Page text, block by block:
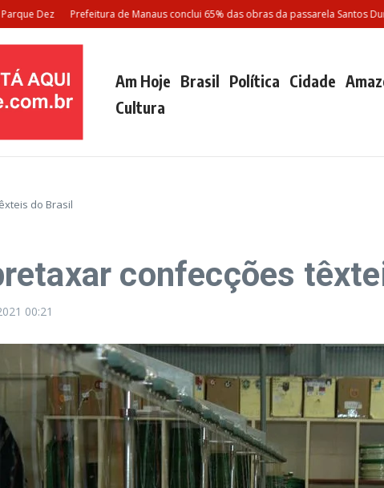
Dez Prefeitura de Manaus conclui 65% das obras da passarela Santos Dumont
Am Hoje Brasil Política Cidade
Cultura
do Brasil
confecções
00:21